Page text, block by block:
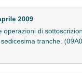
2009
operazioni di
tranche.